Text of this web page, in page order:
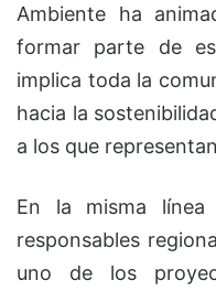
Ambiente ha
formar parte de
implica toda la
hacia la
a los que
En la misma
responsables
uno de los